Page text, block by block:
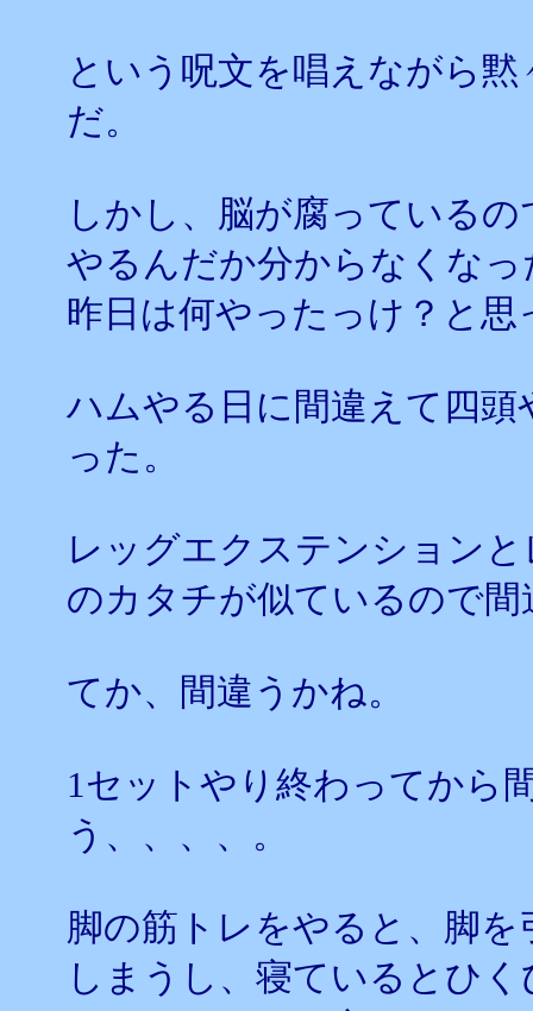
という呪文を唱えながら
だ。
しかし、脳が腐っている
やるんだか分からなくな
昨日は何やったっけ？と
ハムやる日に間違えて四
った。
レッグエクステンション
のカタチが似ているので
てか、間違うかね。
1セットやり終わってから
う、、、、。
脚の筋トレをやると、脚
しまうし、寝ているとひ